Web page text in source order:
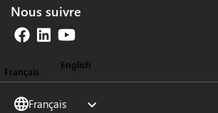
Nous suivre
Français
Français
English